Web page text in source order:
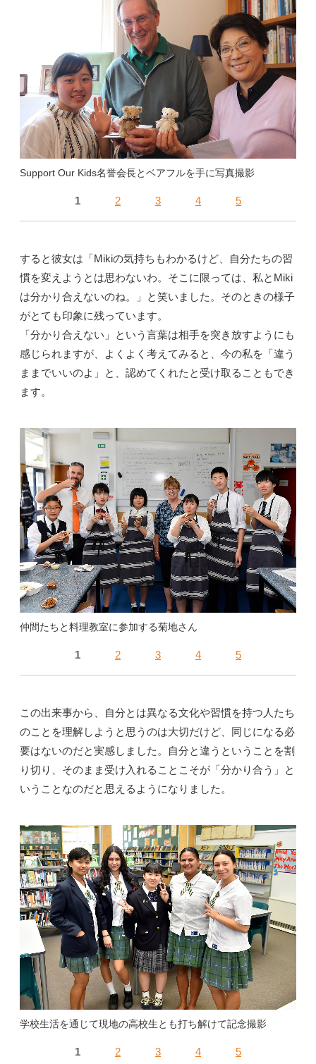
Support Our Kids名誉会長とベアフルを手に写真撮影
1 2 3 4 5
すると彼女は「Mikiの気持ちもわかるけど、自分たちの習
慣を変えようとは思わないわ。そこに限っては、私とMiki
は分かり合えないのね。」と笑いました。そのときの様子
がとても印象に残っています。
「分かり合えない」という言葉は相手を突き放すようにも
感じられますが、よくよく考えてみると、今の私を「違う
ままでいいのよ」と、認めてくれたと受け取ることもでき
ます。
仲間たちと料理教室に参加する菊地さん
1 2 3 4 5
この出来事から、自分とは異なる文化や習慣を持つ人たち
のことを理解しようと思うのは大切だけど、同じになる必
要はないのだと実感しました。自分と違うということを割
り切り、そのまま受け入れることこそが「分かり合う」と
いうことなのだと思えるようになりました。
学校生活を通じて現地の高校生とも打ち解けて記念撮影
1 2 3 4 5